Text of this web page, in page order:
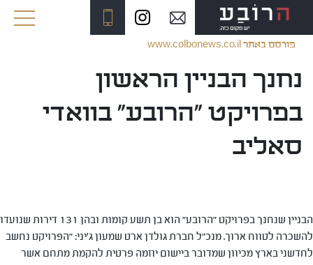
www.colbonews.co.il פורסם באתר
נחנך הבניין הראשון
בפרויקט "הרובע" בוואדי
סאליב
הבניין שנחנך בפרויקט "הרובע" הוא בן תשע קומות ובהן 131 דירות שנועדו
להשכרה לטווח ארוך. מנכ"ל חברת גולדן ארט שמעון ג'יני: "הפרויקט נחשב
לחדשני בארץ מכיוון שמדובר ביישום יוזמה פרטית להקמת מתחם אשר